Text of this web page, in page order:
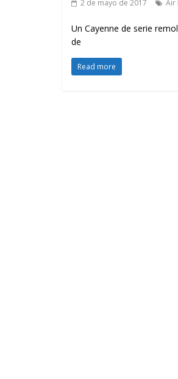
2 de mayo de 2017 Air
Un Cayenne de serie
de
Read more